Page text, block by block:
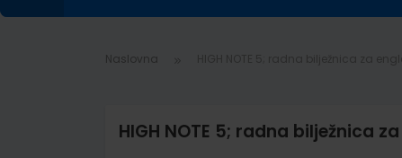
Naslovna
HIGH NOTE 5; radna bilježnica